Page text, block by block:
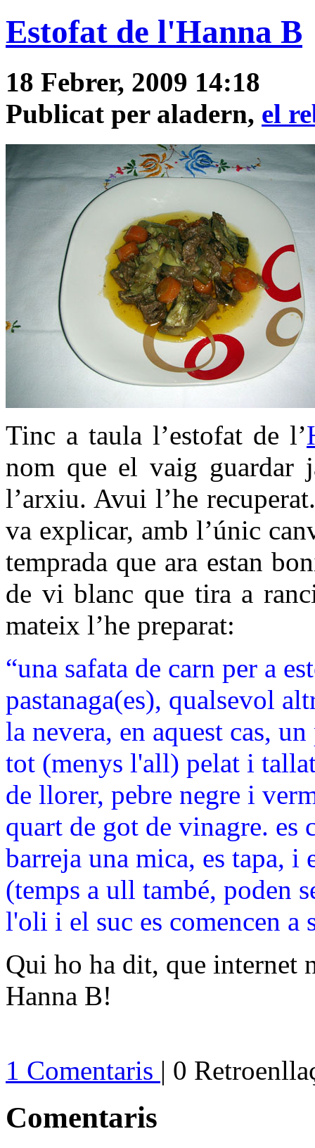
Estofat de l'Hanna B
18 Febrer, 2009 14:18
Publicat per aladern, el
Tinc a taula l’estofat de l’
nom que el vaig guardar
l’arxiu. Avui l’he
va explicar, amb l’únic
temprada que ara estan
de vi blanc que tira a
mateix l’he preparat:
“una safata de carn per a
pastanaga(es), qualsevol
la nevera, en aquest cas,
tot (menys l'all) pelat i
de llorer, pebre negre i
quart de got de vinagre. es
barreja una mica, es tapa, i
(temps a ull també, poden
l'oli i el suc es comencen a
Qui ho ha dit, que internet
Hanna B!
1 Comentaris | 0
Comentaris